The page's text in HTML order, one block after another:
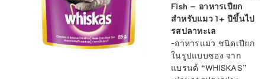
Fish – อาหารเปียก
สำหรับแมว 1+ ปีขึ้นไป
รสปลาทะเล
-อาหารแมว ชนิดเปียก
ในรูปแบบซอง จาก
แบรนด์ “WHISKAS”